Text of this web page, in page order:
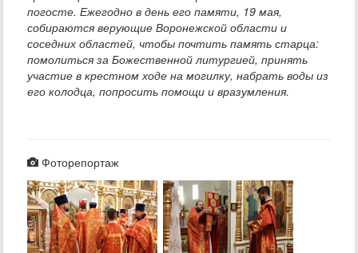
погосте. Ежегодно в день его памяти, 19 мая,
собираются верующие Воронежской области и
соседних областей, чтобы почтить память старца:
помолиться за Божественной литургией, принять
участие в крестном ходе на могилку, набрать воды из
его колодца, попросить помощи и вразумления.
Фоторепортаж